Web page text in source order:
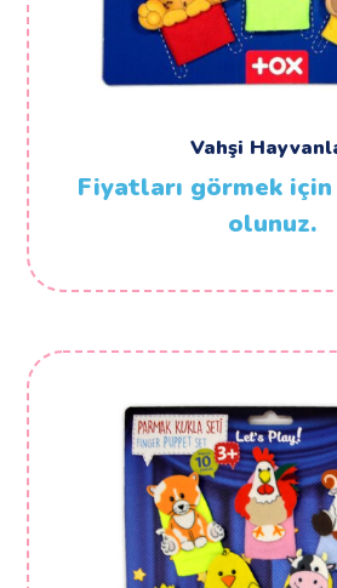
Vahşi
Fiyatları görmek
olunuz.